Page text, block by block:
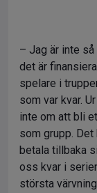
– Jag är inte
det är
spelare i
som var kvar.
inte om att bli
som grupp.
betala tillbaka
oss kvar i
största